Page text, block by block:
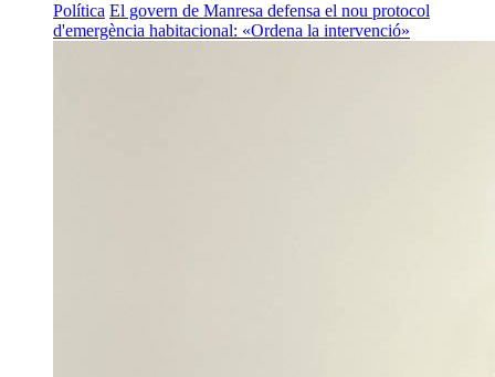
Política El govern de Manresa defensa el nou protocol
d'emergència habitacional: «Ordena la intervenció»